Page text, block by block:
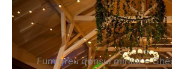
Fum greu dansul mirilor –